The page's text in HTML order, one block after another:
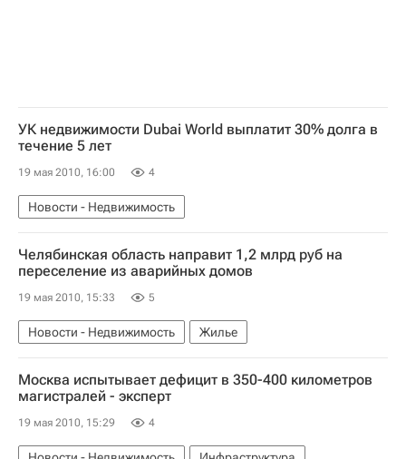
УК недвижимости Dubai World выплатит 30% долга в
течение 5 лет
19 мая 2010, 16:00 4
Новости - Недвижимость
Челябинская область направит 1,2 млрд руб на
переселение из аварийных домов
19 мая 2010, 15:33 5
Новости - Недвижимость Жилье
Москва испытывает дефицит в 350-400 километров
магистралей - эксперт
19 мая 2010, 15:29 4